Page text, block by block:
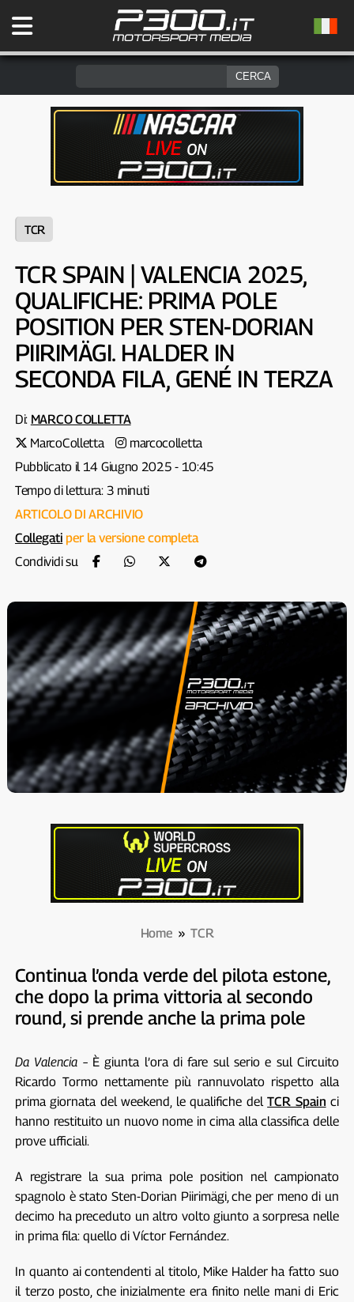
TCR
TCR SPAIN | VALENCIA 2025,
QUALIFICHE: PRIMA POLE
POSITION PER STEN-DORIAN
PIIRIMÄGI. HALDER IN
SECONDA FILA, GENÉ IN TERZA
Di: MARCO COLLETTA
MarcoColletta
marcocolletta
Pubblicato il 14 Giugno 2025 - 10:45
Tempo di lettura: 3 minuti
ARTICOLO DI ARCHIVIO
Collegati per la versione completa
Condividi su
Home »TCR
Continua l’onda verde del pilota estone,
che dopo la prima vittoria al secondo
round, si prende anche la prima pole
Da Valencia –È giunta l’ora di fare sul serio e sul Circuito
Ricardo Tormo nettamente più rannuvolato rispetto alla
prima giornata del weekend, le qualifiche delTCR Spain ci
hanno restituito un nuovo nome in cima alla classifica delle
prove ufficiali.
A registrare la sua prima pole position nel campionato
spagnolo è stato Sten-Dorian Piirimägi, che per meno di un
decimo ha preceduto un altro volto giunto a sorpresa nelle
in prima fila: quello di Víctor Fernández.
In quanto ai contendenti al titolo, Mike Halder ha fatto suo
il terzo posto, che inizialmente era finito nelle mani di Eric